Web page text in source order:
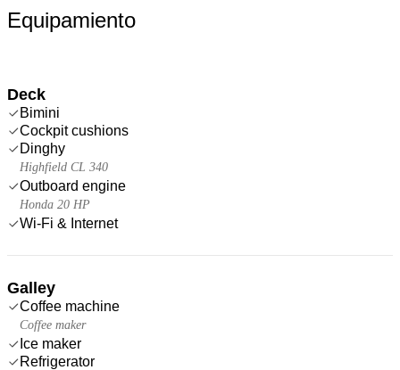
Equipamiento
Deck
Bimini
Cockpit cushions
Dinghy
Highfield CL 340
Outboard engine
Honda 20 HP
Wi-Fi & Internet
Galley
Coffee machine
Coffee maker
Ice maker
Refrigerator